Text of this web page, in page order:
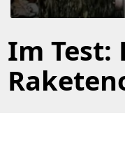
Im Test: